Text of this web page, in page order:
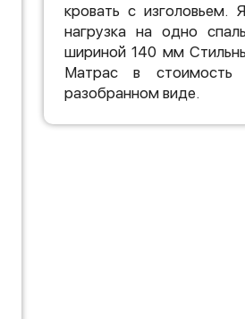
кровать с изголовьем.
нагрузка на одно
шириной 140 мм
Матрас в стоимость
разобранном виде.